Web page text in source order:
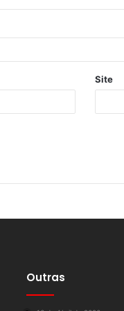
Site
Outras